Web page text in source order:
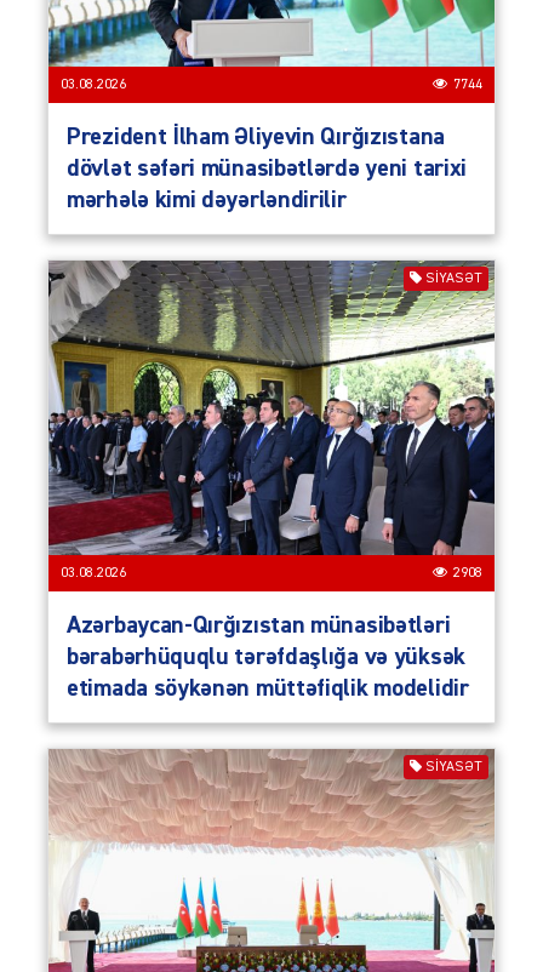
03.08.2026 7744
Prezident İlham Əliyevin Qırğızıstana
dövlət səfəri münasibətlərdə yeni tarixi
mərhələ kimi dəyərləndirilir
SIYASƏT
03.08.2026 2908
Azərbaycan-Qırğızıstan münasibətləri
bərabərhüquqlu tərəfdaşlığa və yüksək
etimada söykənən müttəfiqlik modelidir
SIYASƏT